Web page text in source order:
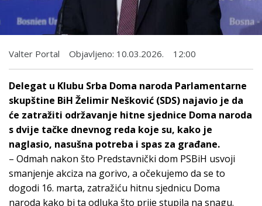
Valter Portal Objavljeno: 10.03.2026. 12:00
Delegat u Klubu Srba Doma naroda Parlamentarne
skupštine BiH Želimir Nešković (SDS) najavio je da
će zatražiti održavanje hitne sjednice Doma naroda
s dvije tačke dnevnog reda koje su, kako je
naglasio, nasušna potreba i spas za građane.
– Odmah nakon što Predstavnički dom PSBiH usvoji
smanjenje akciza na gorivo, a očekujemo da se to
dogodi 16. marta, zatražiću hitnu sjednicu Doma
naroda kako bi ta odluka što prije stupila na snagu.